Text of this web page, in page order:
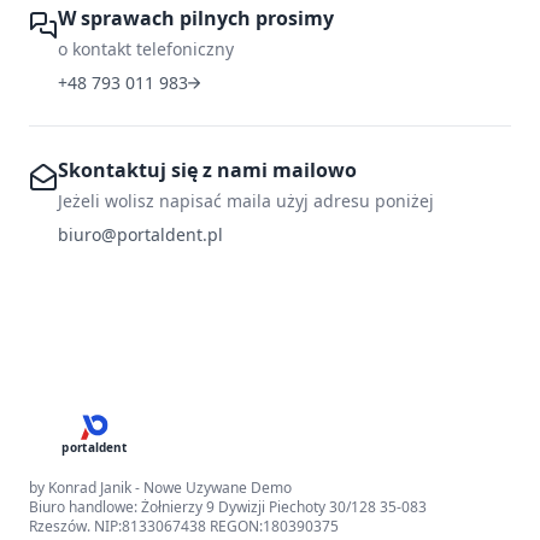
W sprawach pilnych prosimy
o kontakt telefoniczny
+48 793 011 983
Skontaktuj się z nami mailowo
Jeżeli wolisz napisać maila użyj adresu poniżej
biuro@portaldent.pl
portaldent
by Konrad Janik - Nowe Uzywane Demo
Biuro handlowe: Żołnierzy 9 Dywizji Piechoty 30/128 35-083
Rzeszów. NIP:8133067438 REGON:180390375